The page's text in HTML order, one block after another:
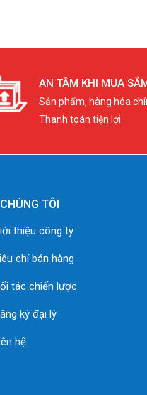
AN TÂM KHI MUA
Sản phẩm, hàng hóa
Thanh toán tiện lợi
TÔI
thiệu công ty
chí bán hàng
tác chiến lược
ký đại lý
hệ